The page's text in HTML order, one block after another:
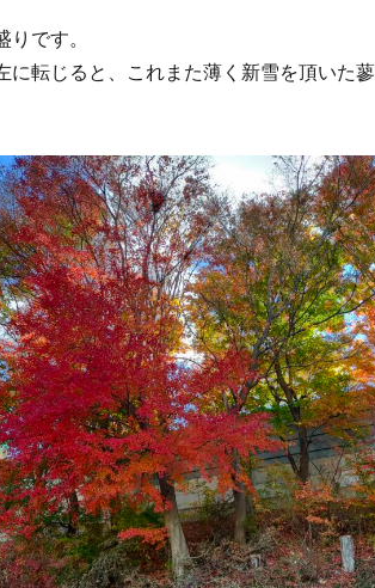
です。
に転じると、これまた薄く新雪を頂いた